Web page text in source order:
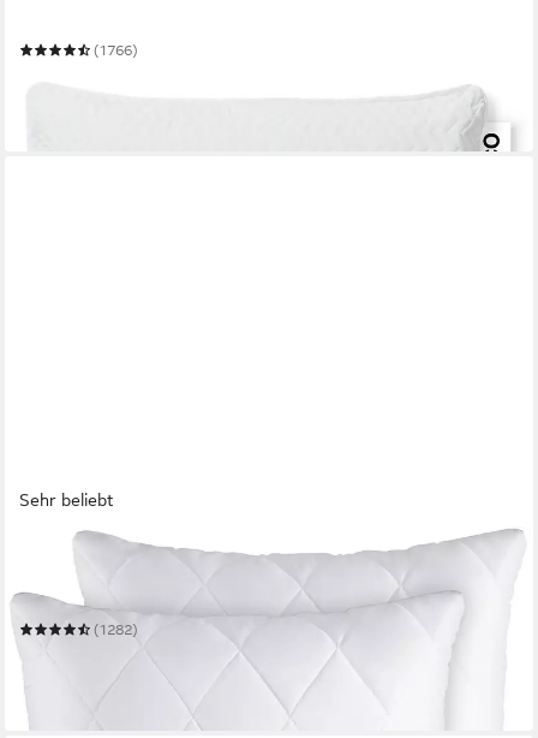
(1766)
Sehr beliebt
Microfaserkissen 2er Set Kissen Komfort in vielen Größen
Mehrere Größen
(1282)